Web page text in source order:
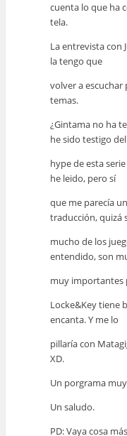
cuenta lo que ha
tela.
La entrevista con
la tengo que
volver a
temas.
¿Gintama no ha
he sido testigo del
hype de esta
he leido, pero sí
que me parecía
traducción, quizá
mucho de los
entendido, son
muy importantes
Locke&Key tiene
encanta. Y me lo
pillaría con
XD.
Un porgrama
Un saludo.
PD: Vaya cosa